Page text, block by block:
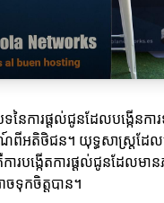
នៃការផ្តល់ជូនដែលបង្កើនកា
ណ៍ពីអតិថិជន។ យុទ្ធសាស្ត្រដែ
របង្កើតការផ្តល់ជូនដែលមាន
ទុកចិត្តបាន។